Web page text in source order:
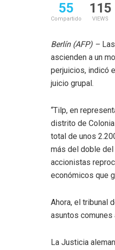
55
Compartido
115
VIEWS
Berlín (AFP) –
ascienden a un
perjuicios, indicó
juicio grupal.
“Tilp, en
distrito de
total de unos
más del doble
accionistas
económicos que
Ahora, el tribunal
asuntos
La Justicia